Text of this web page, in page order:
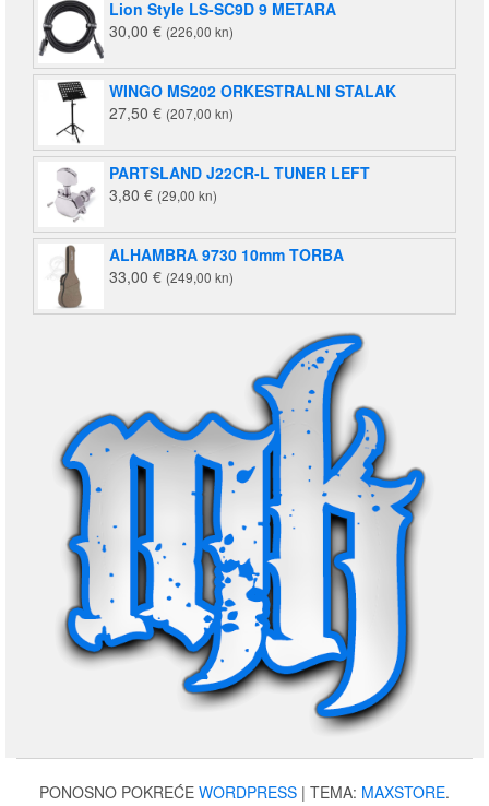
Lion Style LS-SC9D 9 METARA
30,00 € (226,00 kn)
WINGO MS202 ORKESTRALNI STALAK
27,50 € (207,00 kn)
PARTSLAND J22CR-L TUNER LEFT
3,80 € (29,00 kn)
ALHAMBRA 9730 10mm TORBA
33,00 € (249,00 kn)
PONOSNO POKREĆE WORDPRESS | TEMA: MAXSTORE.